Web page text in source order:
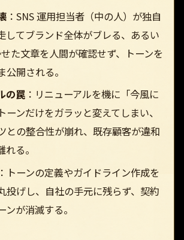
：SNS 運用担当者（中の人）が独自
してブランド全体がブレる、あるい
た文章を人間が確認せず、トーンを
開される。
の罠：リニューアルを機に「今風に
ーンだけをガラッと変えてしまい、
との整合性が崩れ、既存顧客が違和
る。
トーンの定義やガイドライン作成を
投げし、自社の手元に残らず、契約
が消滅する。